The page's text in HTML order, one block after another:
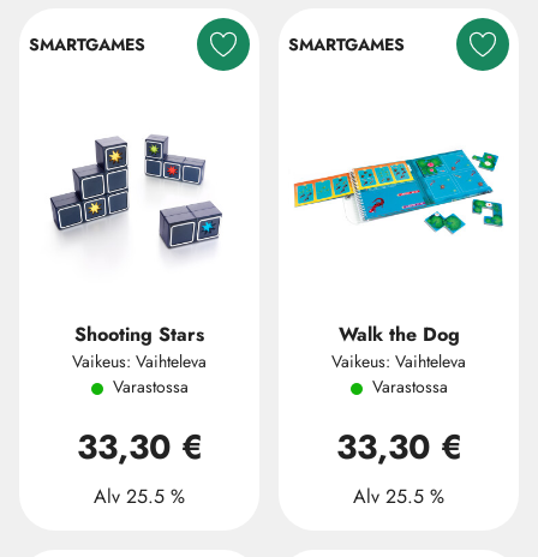
SMARTGAMES
Shooting Stars
Vaikeus: Vaihteleva
Varastossa
33,30 €
Alv 25.5 %
SMARTGAMES
Walk the Dog
Vaikeus: Vaihteleva
Varastossa
33,30 €
Alv 25.5 %